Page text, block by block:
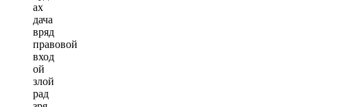
ах
дача
вряд
правовой
вход
ой
злой
рад